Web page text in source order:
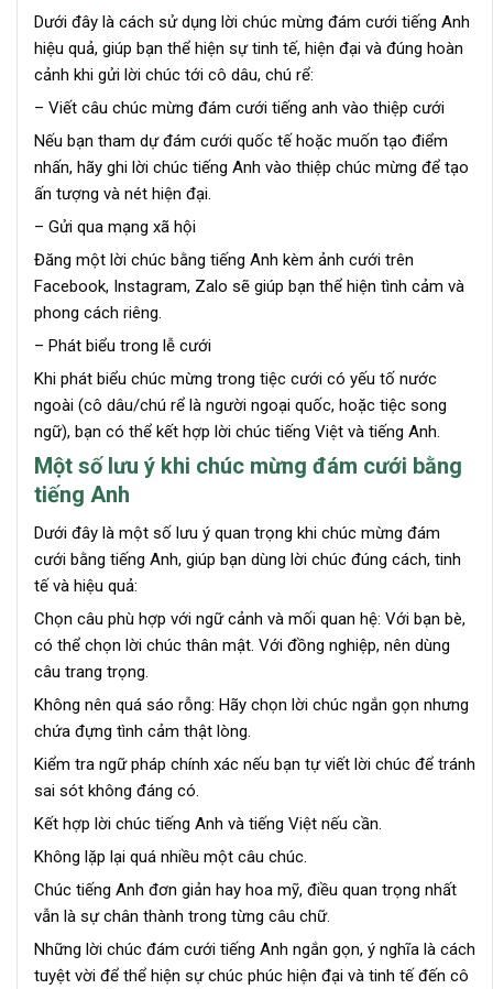
Dưới đây là cách sử dụng lời chúc mừng đám cưới tiếng Anh
hiệu quả, giúp bạn thể hiện sự tinh tế, hiện đại và đúng hoàn
cảnh khi gửi lời chúc tới cô dâu, chú rể:
– Viết câu chúc mừng đám cưới tiếng anh vào thiệp cưới
Nếu bạn tham dự đám cưới quốc tế hoặc muốn tạo điểm
nhấn, hãy ghi lời chúc tiếng Anh vào thiệp chúc mừng để tạo
ấn tượng và nét hiện đại.
– Gửi qua mạng xã hội
Đăng một lời chúc bằng tiếng Anh kèm ảnh cưới trên
Facebook, Instagram, Zalo sẽ giúp bạn thể hiện tình cảm và
phong cách riêng.
– Phát biểu trong lễ cưới
Khi phát biểu chúc mừng trong tiệc cưới có yếu tố nước
ngoài (cô dâu/chú rể là người ngoại quốc, hoặc tiệc song
ngữ), bạn có thể kết hợp lời chúc tiếng Việt và tiếng Anh.
Một số lưu ý khi chúc mừng đám cưới bằng
tiếng Anh
Dưới đây là một số lưu ý quan trọng khi chúc mừng đám
cưới bằng tiếng Anh, giúp bạn dùng lời chúc đúng cách, tinh
tế và hiệu quả:
Chọn câu phù hợp với ngữ cảnh và mối quan hệ: Với bạn bè,
có thể chọn lời chúc thân mật. Với đồng nghiệp, nên dùng
câu trang trọng.
Không nên quá sáo rỗng: Hãy chọn lời chúc ngắn gọn nhưng
chứa đựng tình cảm thật lòng.
Kiểm tra ngữ pháp chính xác nếu bạn tự viết lời chúc để tránh
sai sót không đáng có.
Kết hợp lời chúc tiếng Anh và tiếng Việt nếu cần.
Không lặp lại quá nhiều một câu chúc.
Chúc tiếng Anh đơn giản hay hoa mỹ, điều quan trọng nhất
vẫn là sự chân thành trong từng câu chữ.
Những lời chúc đám cưới tiếng Anh ngắn gọn, ý nghĩa là cách
tuyệt vời để thể hiện sự chúc phúc hiện đại và tinh tế đến cô